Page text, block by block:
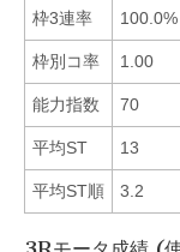
枠3連率 100.0%
枠別コ率 1.00
能力指数 70
平均ST 13
平均ST順 3.2